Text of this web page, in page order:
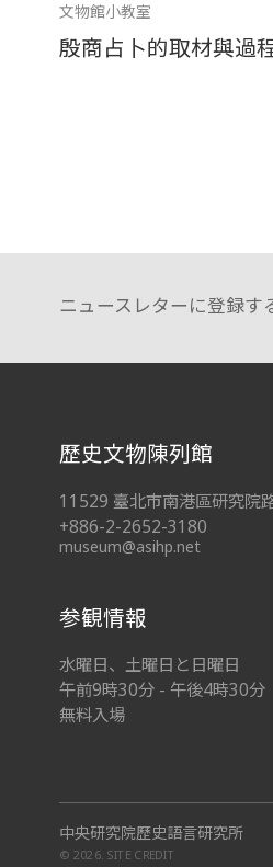
文物館小教室
殷商占卜的取材與過
ニュースレターに登録す
:::
歷史文物陳列館
11529 臺北市南港區研究院
+886-2-2652-3180
museum@asihp.net
参観情報
水曜日、土曜日と日曜日
午前9時30分 - 午後4時30分
無料入場
中央研究院歷史語言研究所
© 2026. SITE CREDIT